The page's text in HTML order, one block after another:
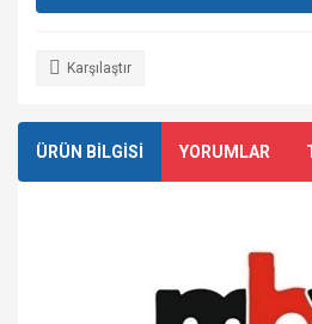
Karşılaştır
ÜRÜN BİLGİSİ YORUMLAR